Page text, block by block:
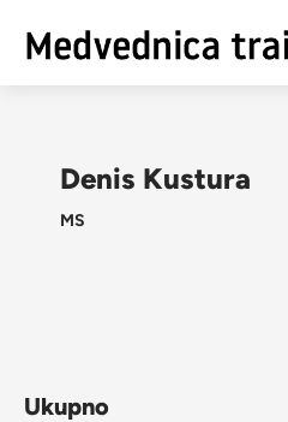
Denis Kustura
MS
Ukupno